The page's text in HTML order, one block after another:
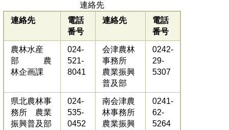
連絡先
連絡先
電話
番号
連絡先
電話
番号
農林水産
部 農
林企画課
024-
521-
8041
会津農林
事務所
農業振興
普及部
0242-
29-
5307
県北農林事
務所 農業
振興普及部
024-
535-
0452
南会津農
林事務所
農業振興
0241-
62-
5264